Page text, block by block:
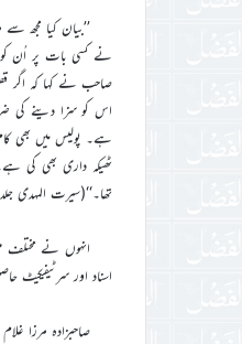
’’بیان کیا مجھ
نے کسی بات پر اُن
صاحب نے کہا کہ اگر
اس کو سزا دینے کی
ہے۔ پولیس میں بھی
تھا۔‘‘(سیرت المہدی
انہوں نے مختلف
اسناد اور سرٹیفیکیٹ
صاحبزادہ مرزا